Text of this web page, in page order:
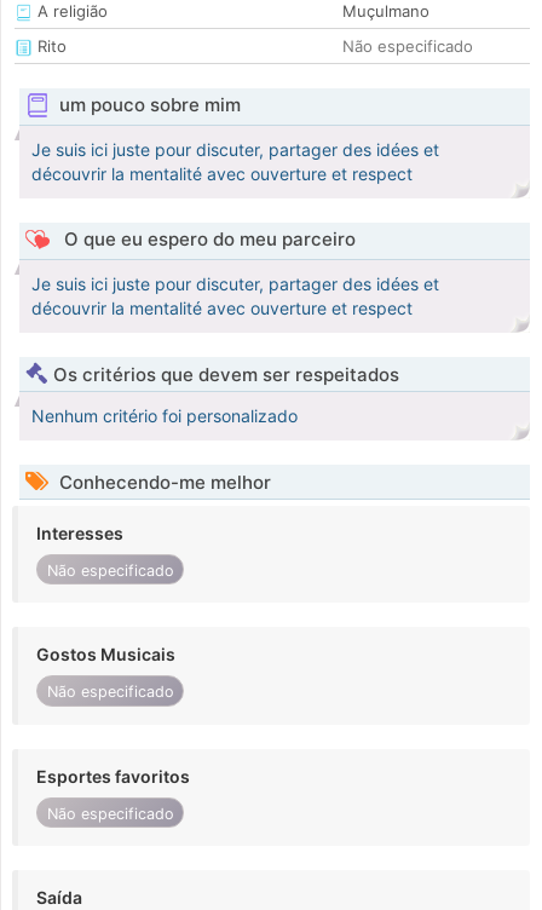
A religião
Muçulmano
Rito
Não especificado
um pouco sobre mim
Je suis ici juste pour discuter, partager des idées et
découvrir la mentalité avec ouverture et respect
O que eu espero do meu parceiro
Je suis ici juste pour discuter, partager des idées et
découvrir la mentalité avec ouverture et respect
Os critérios que devem ser respeitados
Nenhum critério foi personalizado
Conhecendo-me melhor
Interesses
Não especificado
Gostos Musicais
Não especificado
Esportes favoritos
Não especificado
Saída